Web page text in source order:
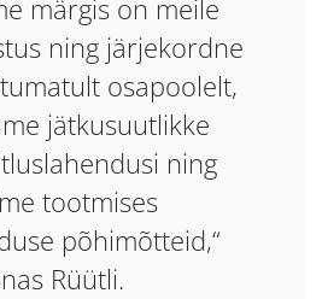
märgis on meile
ning järjekordne
osapoolelt,
jätkusuutlikke
ning
tootmises
põhimõtteid,“
Rüütli.